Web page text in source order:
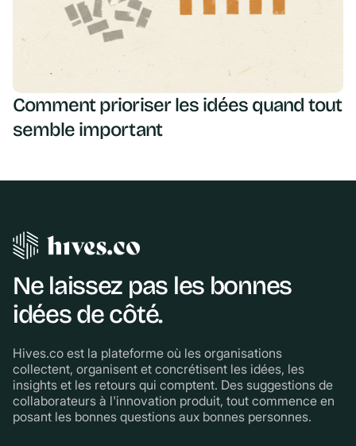
Comment prioriser les idées quand tout
semble important
Ne laissez pas les bonnes
idées de côté.
Hives.co est la plateforme où les organisations
collectent, organisent et concrétisent les idées, les
insights et les retours qui comptent. Des suggestions de
collaborateurs à l'innovation produit, tout commence en
posant les bonnes questions aux bonnes personnes.